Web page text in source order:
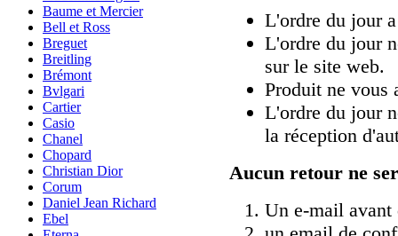
Baume et Mercier
Bell et Ross
Breguet
Breitling
Brémont
Bvlgari
Cartier
Casio
Chanel
Chopard
Christian Dior
Corum
Daniel Jean Richard
Ebel
L'ordre du jour
L'ordre du jour
sur le site web.
Produit ne vous
L'ordre du jour
la réception
Aucun retour ne
Un e-mail avant